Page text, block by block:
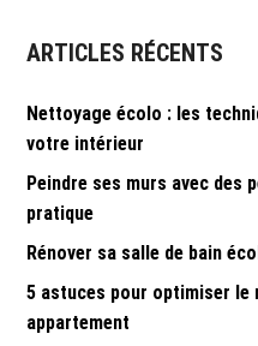
ARTICLES RÉCENTS
Nettoyage écolo : les
votre intérieur
Peindre ses murs avec des
pratique
Rénover sa salle de bain
5 astuces pour optimiser le
appartement